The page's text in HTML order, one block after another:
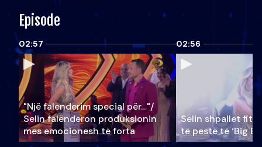
Episode
02:57
"Një falenderim special për…"/
Selin falënderon produksionin
mes emocionesh të forta
02:56
Selin shpallet
të pestë të ‘Big